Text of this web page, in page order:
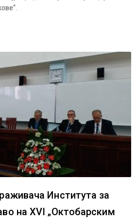
Института за
на XVI „Октобарским